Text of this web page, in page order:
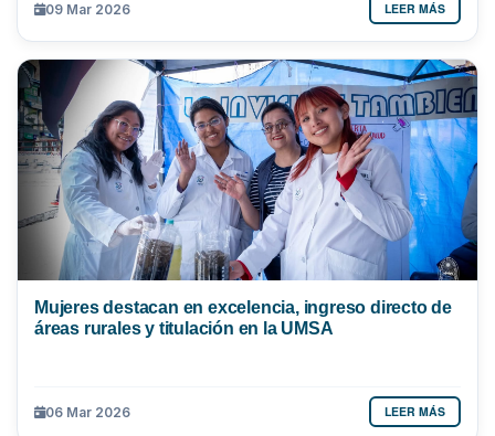
09 Mar 2026 LEER MÁS
Mujeres destacan en excelencia, ingreso directo de
áreas rurales y titulación en la UMSA
06 Mar 2026 LEER MÁS